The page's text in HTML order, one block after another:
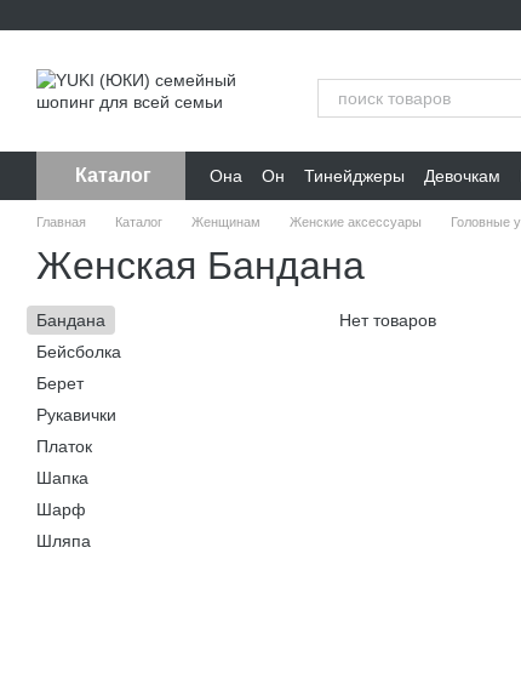
Каталог Она Он Тинейджеры Девочкам
Главная Каталог Женщинам Женские аксессуары Головные
Женская Бандана
Нет товаров
Бандана
Бейсболка
Берет
Рукавички
Платок
Шапка
Шарф
Шляпа